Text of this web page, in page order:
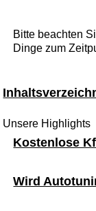
Bitte beachten
Dinge zum
Unsere Highlights
Kostenlose
Wird